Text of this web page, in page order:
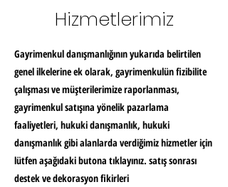
Hizmetlerimiz
Gayrimenkul danışmanlığının yukarıda belirtilen
genel ilkelerine ek olarak, gayrimenkulün fizibilite
çalışması ve müşterilerimize raporlanması,
gayrimenkul satışına yönelik pazarlama
faaliyetleri, hukuki danışmanlık, hukuki
danışmanlık gibi alanlarda verdiğimiz hizmetler için
lütfen aşağıdaki butona tıklayınız. satış sonrası
destek ve dekorasyon fikirleri